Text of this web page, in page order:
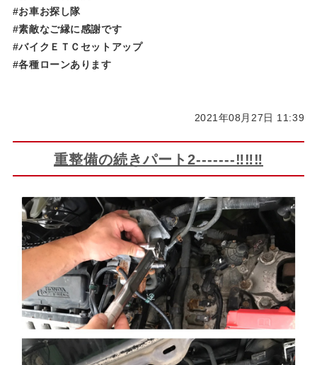
#お車お探し隊
#素敵なご縁に感謝です
#バイクＥＴＣセットアップ
#各種ローンあります
2021年08月27日 11:39
重整備の続きパート2-------‼‼‼